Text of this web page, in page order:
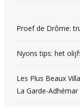
Proef de Drôme:
Nyons tips: het
Les Plus Beaux
La Garde-Adhémar